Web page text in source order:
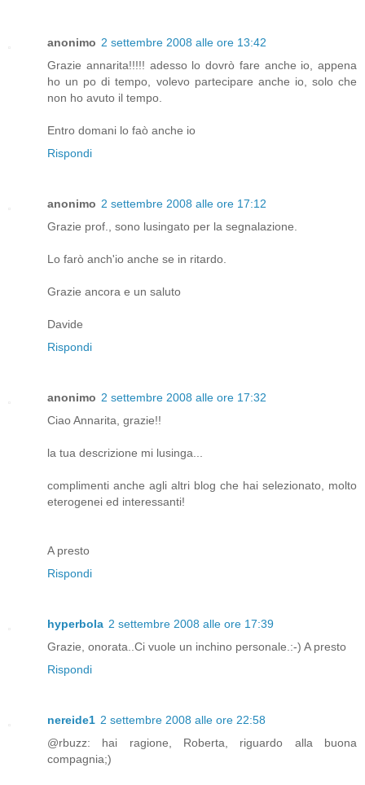
anonimo 2 settembre 2008 alle ore 13:42
Grazie annarita!!!!! adesso lo dovrò fare anche io, appena
ho un po di tempo, volevo partecipare anche io, solo che
non ho avuto il tempo.
Entro domani lo faò anche io
Rispondi
anonimo 2 settembre 2008 alle ore 17:12
Grazie prof., sono lusingato per la segnalazione.
Lo farò anch'io anche se in ritardo.
Grazie ancora e un saluto
Davide
Rispondi
anonimo 2 settembre 2008 alle ore 17:32
Ciao Annarita, grazie!!
la tua descrizione mi lusinga...
complimenti anche agli altri blog che hai selezionato, molto
eterogenei ed interessanti!
A presto
Rispondi
hyperbola 2 settembre 2008 alle ore 17:39
Grazie, onorata..Ci vuole un inchino personale.:-) A presto
Rispondi
nereide1 2 settembre 2008 alle ore 22:58
@rbuzz: hai ragione, Roberta, riguardo alla buona
compagnia;)